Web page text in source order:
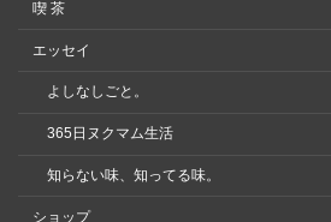
喫 茶
エッセイ
よしなしごと。
365日ヌクマム生活
知らない味、知ってる味。
ショップ